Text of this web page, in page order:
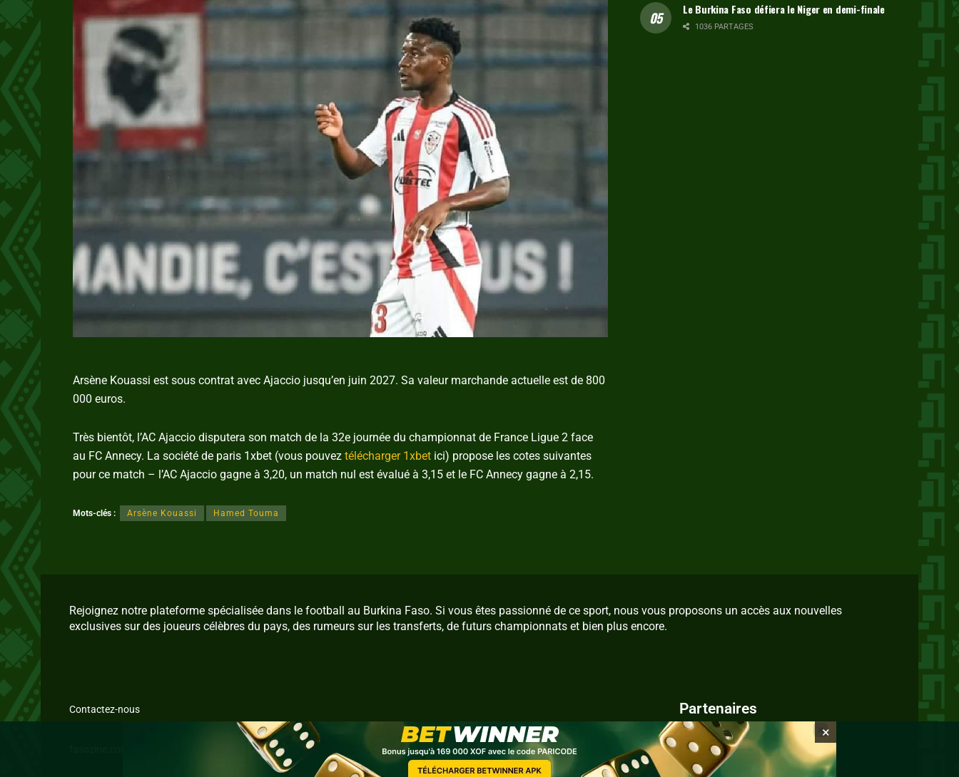
Arsène Kouassi est sous contrat avec Ajaccio jusqu’en juin 2027. Sa valeur marchande actuelle est de 800
000 euros.
Très bientôt, l’AC Ajaccio disputera son match de la 32e journée du championnat de France Ligue 2 face
au FC Annecy. La société de paris 1xbet (vous pouvez télécharger 1xbet ici) propose les cotes suivantes
pour ce match – l’AC Ajaccio gagne à 3,20, un match nul est évalué à 3,15 et le FC Annecy gagne à 2,15.
Mots-clés : Arsène Kouassi Hamed Touma
Le Burkina Faso défiera le Niger en demi-finale
1036 PARTAGES
Rejoignez notre plateforme spécialisée dans le football au Burkina Faso. Si vous êtes passionné de ce sport, nous vous proposons un accès aux nouvelles
exclusives sur des joueurs célèbres du pays, des rumeurs sur les transferts, de futurs championnats et bien plus encore.
Contactez-nous Partenaires
IvoireZine.com ×